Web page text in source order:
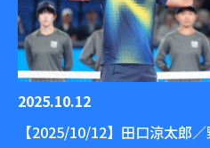
2025.10.12
【2025/10/12】田口涼太郎